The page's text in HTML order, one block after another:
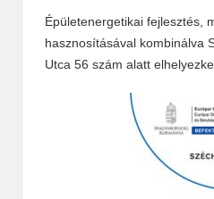
Épületenergetikai fejlesztés,
hasznosításával kombinálva
Utca 56 szám alatt